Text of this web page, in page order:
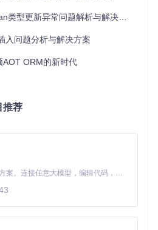
提升至99.9%，并发处理能力提高
短至秒级。
制实现
功能实现全局数据过
在查询执行时自动附加权限条件，
。
提升60%，权限变更响应时间从小
架构设计
型更新异常问题解析与解决方案
入问题分析与解决方案
ORM的新时代
推荐
Claude Code 的开源替代方案。连接任意大模型，编辑代码，运行命令，自动验证 — 全自动执行。用 Rust 构建，极致性能。 ｜ An open-source alternative to Claude Code. Connect any LLM, edit code, run commands, and verify changes — autonomously. Built in Rust for speed. Get Started